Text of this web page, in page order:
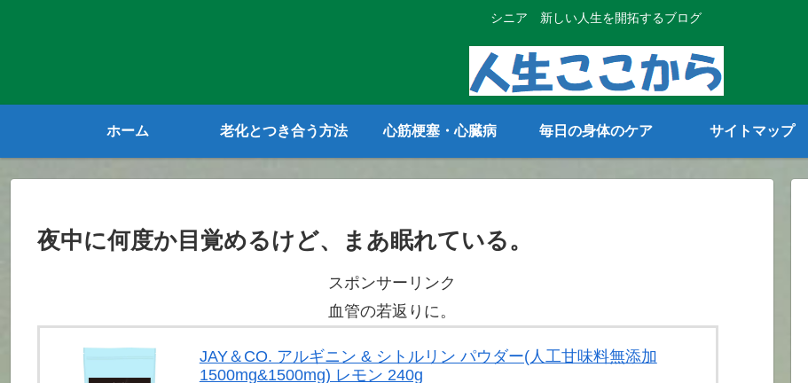
シニア 新しい人生を開拓するブログ
ホーム 老化とつき合う方法 心筋梗塞・心臓病 毎日の身体のケア サイトマップ
夜中に何度か目覚めるけど、まあ眠れている。
スポンサーリンク
血管の若返りに。
JAY＆CO. アルギニン & シトルリン パウダー(人工甘味料無添加
1500mg&1500mg) レモン 240g